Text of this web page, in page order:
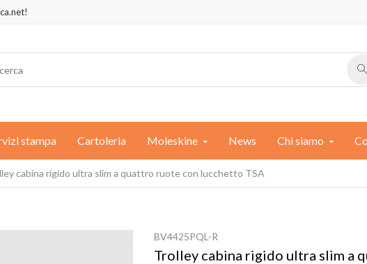
stampa Cartoleria Moleskine News Chi siamo
cabina rigido ultra slim a quattro ruote con lucchetto TSA
BV4425PQL-R
Trolley cabina rigido ultra slim a